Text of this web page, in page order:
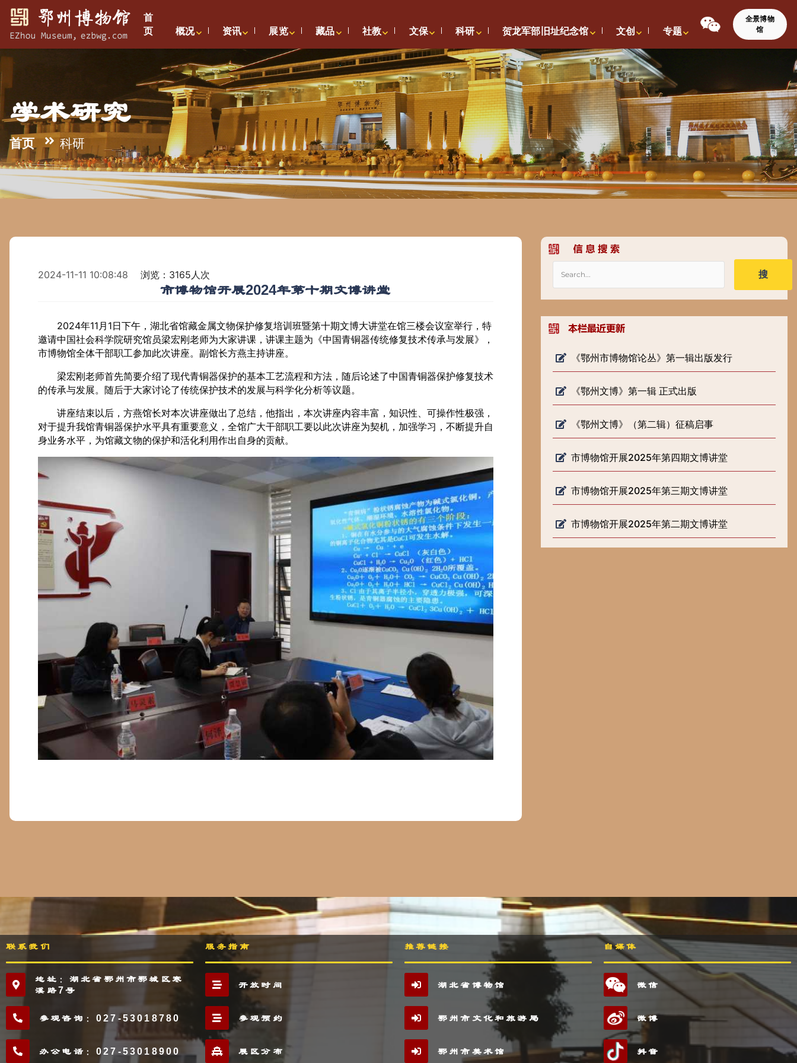
首
页
概况 资讯 展览 藏品 社教 文保 科研 贺龙军部旧址纪念馆 文创 专题
全景博物
馆
学术研究
首页 科研
2024-11-11 10:08:48 浏览：3165人次
市博物馆开展2024年第十期文博讲堂
2024年11月1日下午，湖北省馆藏金属文物保护修复培训班暨第十期文博大讲堂在馆三楼会议室举行，特
邀请中国社会科学院研究馆员梁宏刚老师为大家讲课，讲课主题为《中国青铜器传统修复技术传承与发展》，
市博物馆全体干部职工参加此次讲座。副馆长方燕主持讲座。
梁宏刚老师首先简要介绍了现代青铜器保护的基本工艺流程和方法，随后论述了中国青铜器保护修复技术
的传承与发展。随后于大家讨论了传统保护技术的发展与科学化分析等议题。
讲座结束以后，方燕馆长对本次讲座做出了总结，他指出，本次讲座内容丰富，知识性、可操作性极强，
对于提升我馆青铜器保护水平具有重要意义，全馆广大干部职工要以此次讲座为契机，加强学习，不断提升自
身业务水平，为馆藏文物的保护和活化利用作出自身的贡献。
搜
《鄂州市博物馆论丛》第一辑出版发行
《鄂州文博》第一辑 正式出版
《鄂州文博》（第二辑）征稿启事
市博物馆开展2025年第四期文博讲堂
市博物馆开展2025年第三期文博讲堂
市博物馆开展2025年第二期文博讲堂
联系我们
地址：湖北省鄂州市鄂城区寒
溪路7号
参观咨询：027-53018780
办公电话：027-53018900
服务指南
开放时间
参观预约
展区分布
推荐链接
湖北省博物馆
鄂州市文化和旅游局
鄂州市美术馆
自媒体
微信
微博
抖音